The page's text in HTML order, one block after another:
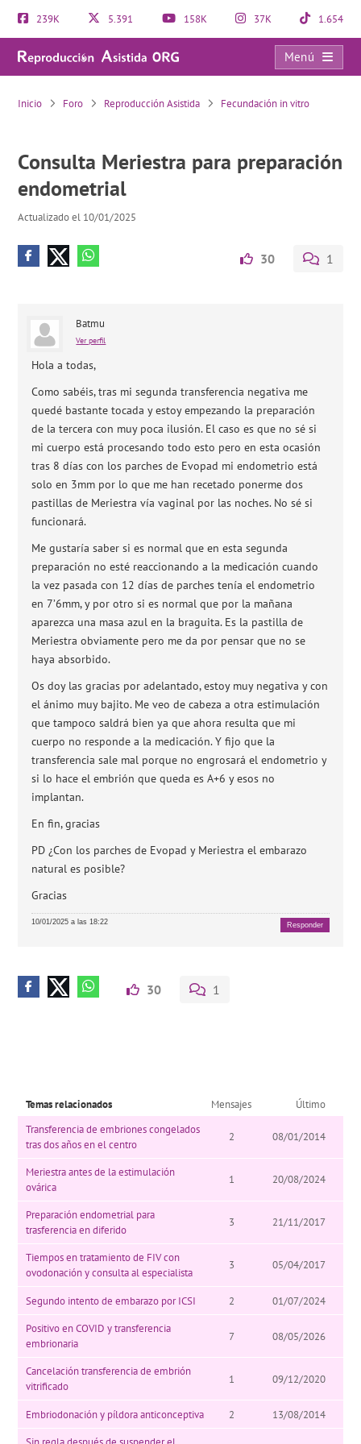
239K 5.391 158K 37K 1.654
Menú
Consulta Meriestra para preparación endometrial
Inicio Foro Reproducción Asistida Fecundación in vitro
Consulta Meriestra para preparación
endometrial
Actualizado el 10/01/2025
30 1
Batmu
Ver perfil
Hola a todas,
Como sabéis, tras mi segunda transferencia negativa me
quedé bastante tocada y estoy empezando la preparación
de la tercera con muy poca ilusión. El caso es que no sé si
mi cuerpo está procesando todo esto pero en esta ocasión
tras 8 días con los parches de Evopad mi endometrio está
solo en 3mm por lo que me han recetado ponerme dos
pastillas de Meriestra vía vaginal por las noches. No sé si
funcionará.
Me gustaría saber si es normal que en esta segunda
preparación no esté reaccionando a la medicación cuando
la vez pasada con 12 días de parches tenía el endometrio
en 7’6mm, y por otro si es normal que por la mañana
aparezca una masa azul en la braguita. Es la pastilla de
Meriestra obviamente pero me da por pensar que no se
haya absorbido.
Os doy las gracias por adelantado, estoy muy negativa y con
el ánimo muy bajito. Me veo de cabeza a otra estimulación
que tampoco saldrá bien ya que ahora resulta que mi
cuerpo no responde a la medicación. Y fijo que la
transferencia sale mal porque no engrosará el endometrio y
si lo hace el embrión que queda es A+6 y esos no
implantan.
En fin, gracias
PD ¿Con los parches de Evopad y Meriestra el embarazo
natural es posible?
Gracias
10/01/2025 a las 18:22 Responder
30 1
Temas relacionados Mensajes
Último
Transferencia de embriones congelados
tras dos años en el centro
2 08/01/2014
Meriestra antes de la estimulación
ovárica
1 20/08/2024
Preparación endometrial para
trasferencia en diferido
3 21/11/2017
Tiempos en tratamiento de FIV con
ovodonación y consulta al especialista
3 05/04/2017
Segundo intento de embarazo por ICSI 2
01/07/2024
Positivo en COVID y transferencia
embrionaria
7 08/05/2026
Cancelación transferencia de embrión
vitrificado
1 09/12/2020
Embriodonación y píldora anticonceptiva 2
13/08/2014